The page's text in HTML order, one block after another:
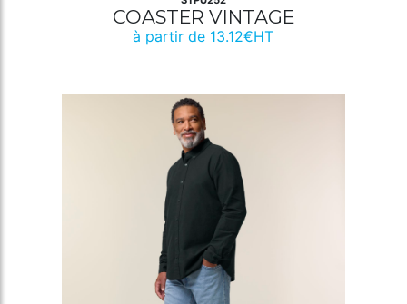
COASTER VINTAGE
à partir de 13.12€HT